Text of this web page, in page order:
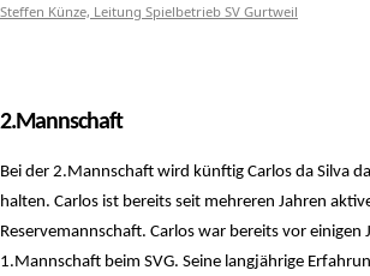
Steffen Künze, Leitung Spielbetrieb SV Gurtweil
2.Mannschaft
Bei der 2.Mannschaft wird künftig Carlos da Silva
halten. Carlos ist bereits seit mehreren Jahren
Reservemannschaft. Carlos war bereits vor einigen
1.Mannschaft beim SVG. Seine langjährige